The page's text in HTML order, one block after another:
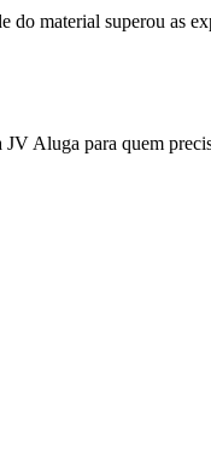
do material superou as
Aluga para quem